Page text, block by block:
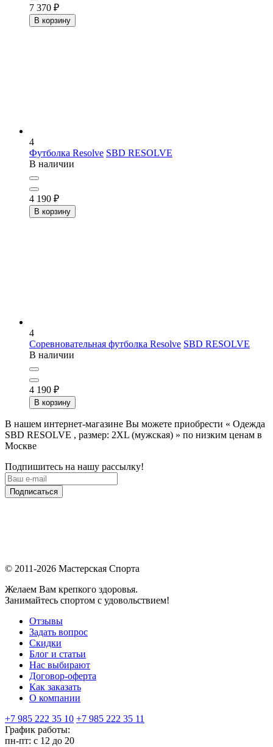
7 370 ₽
В корзину
4
Футболка Resolve SBD RESOLVE
В наличии
4 190 ₽
В корзину
4
Соревновательная футболка Resolve SBD RESOLVE
В наличии
4 190 ₽
В корзину
В нашем интернет-магазине Вы можете приобрести « Одежда
SBD RESOLVE , размер: 2XL (мужская) » по низким ценам в
Москве
Подпишитесь на нашу рассылку!
Подписаться
© 2011-2026 Мастерская Спорта
Желаем Вам крепкого здоровья.
Занимайтесь спортом с удовольствием!
Отзывы
Задать вопрос
Скидки
Блог и статьи
Нас выбирают
Договор-оферта
Как заказать
О компании
+7 985 222 35 10 +7 985 222 35 11
График работы:
пн-пт: с 12 до 20